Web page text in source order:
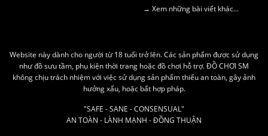
→ Xem những bài viết khác...
Website này dành cho người từ 18 tuổi trở lên. Các sản phẩm được sử dụng
như đồ sưu tầm, phụ kiện thời trang hoặc đồ chơi hỗ trợ. ĐỒ CHƠI SM
không chịu trách nhiệm với việc sử dụng sản phẩm thiếu an toàn, gây ảnh
hưởng xấu, hoặc bất hợp pháp.
"SAFE - SANE - CONSENSUAL"
AN TOÀN - LÀNH MẠNH - ĐỒNG THUẬN